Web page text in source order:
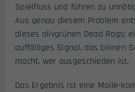
Spielfluss und führen zu
Aus genau diesem Problem
dieses olivgrünen Dead Rags:
auffälliges Signal, das binnen
macht, wer ausgeschieden ist.
Das Ergebnis ist eine Molle-